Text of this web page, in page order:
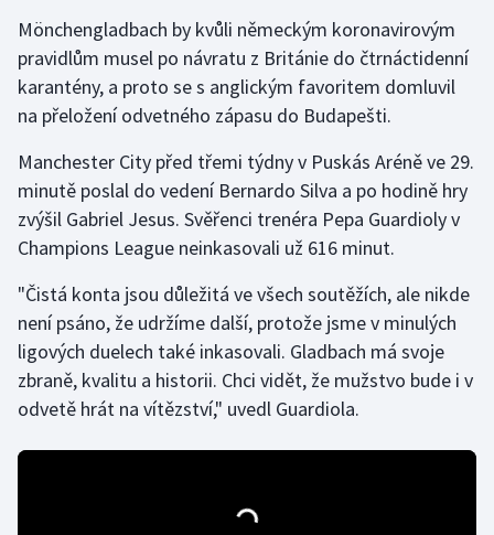
Triatlon
Veslování
Vodní slalom
Volejbal
Ostatní
Mönchengladbach by kvůli německým koronavirovým
pravidlům musel po návratu z Británie do čtrnáctidenní
karantény, a proto se s anglickým favoritem domluvil
na přeložení odvetného zápasu do Budapešti.
Manchester City před třemi týdny v Puskás Aréně ve 29.
minutě poslal do vedení Bernardo Silva a po hodině hry
zvýšil Gabriel Jesus. Svěřenci trenéra Pepa Guardioly v
Champions League neinkasovali už 616 minut.
"Čistá konta jsou důležitá ve všech soutěžích, ale nikde
není psáno, že udržíme další, protože jsme v minulých
ligových duelech také inkasovali. Gladbach má svoje
zbraně, kvalitu a historii. Chci vidět, že mužstvo bude i v
odvetě hrát na vítězství," uvedl Guardiola.